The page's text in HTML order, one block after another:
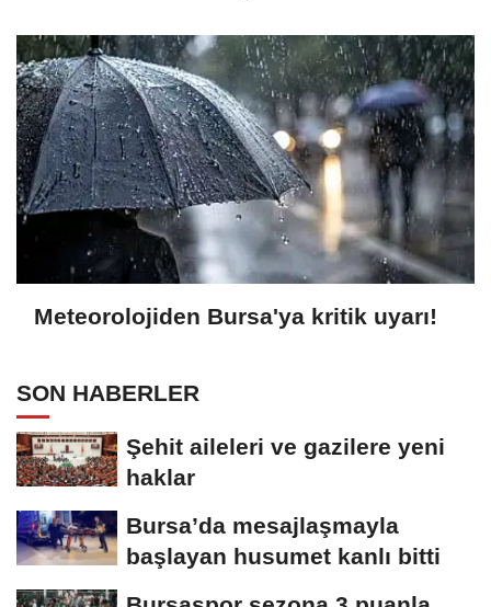
Meteorolojiden Bursa'ya kritik uyarı!
SON HABERLER
Şehit aileleri ve gazilere yeni
haklar
Bursa’da mesajlaşmayla
başlayan husumet kanlı bitti